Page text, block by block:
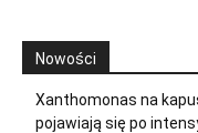
Nowości
Xanthomonas na
pojawiają się po